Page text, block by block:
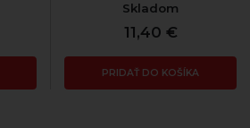
Skladom
11,40 €
PRIDAŤ DO KOŠÍKA